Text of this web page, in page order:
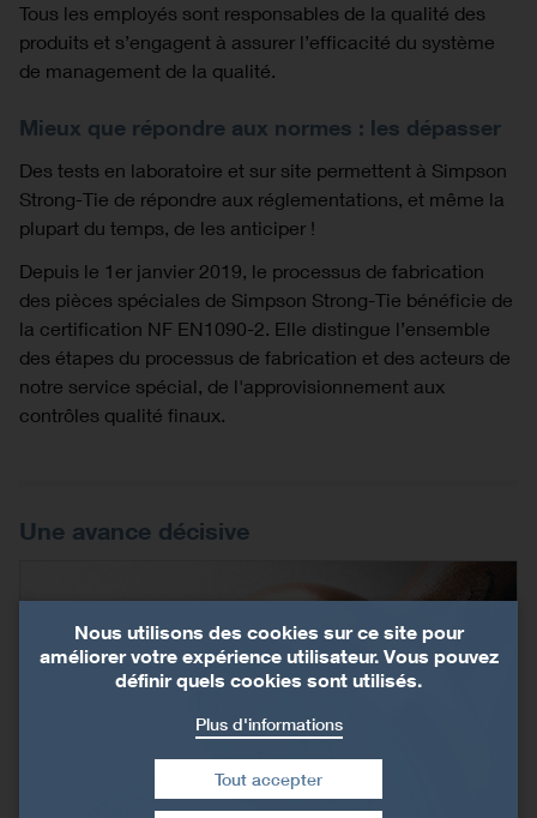
Tous les employés sont responsables de la qualité des
produits et s’engagent à assurer l’efficacité du système
de management de la qualité.
Mieux que répondre aux normes : les dépasser
Des tests en laboratoire et sur site permettent à Simpson
Strong-Tie de répondre aux réglementations, et même la
plupart du temps, de les anticiper !
Depuis le 1er janvier 2019, le processus de fabrication
des pièces spéciales de Simpson Strong-Tie bénéficie de
la certification NF EN1090-2. Elle distingue l’ensemble
des étapes du processus de fabrication et des acteurs de
notre service spécial, de l'approvisionnement aux
contrôles qualité finaux.
Une avance décisive
Nous utilisons des cookies sur ce site pour
améliorer votre expérience utilisateur. Vous pouvez
définir quels cookies sont utilisés.
Plus d'informations
Tout accepter